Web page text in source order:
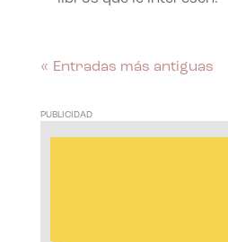
« Entradas más antiguas
PUBLICIDAD